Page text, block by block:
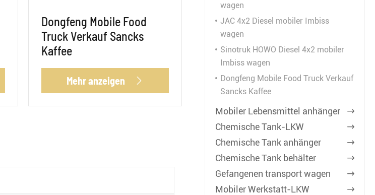
Dongfeng Mobile Food
Truck Verkauf Sancks
Kaffee
Mehr anzeigen 
wagen
JAC 4x2 Diesel mobiler Imbiss
wagen
Sinotruk HOWO Diesel 4x2 mobiler
Imbiss wagen
Dongfeng Mobile Food Truck Verkauf
Sancks Kaffee
Mobiler Lebensmittel anhänger 
Chemische Tank-LKW 
Chemische Tank anhänger 
Chemische Tank behälter 
Gefangenen transport wagen 
Mobiler Werkstatt-LKW 